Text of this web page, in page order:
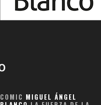
COMIC MIGUEL ÁNGEL